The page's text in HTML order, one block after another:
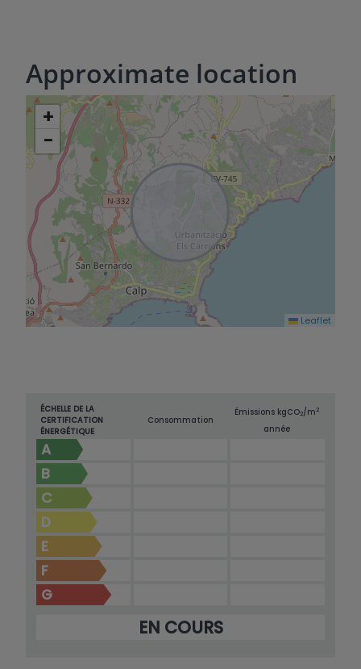
Approximate location
+
−
Leaflet
ÉCHELLE DE LA
CERTIFICATION
ÉNERGÉTIQUE
Consommation
Émissions kgCO2/m2
année
A
B
C
D
E
F
G
EN COURS